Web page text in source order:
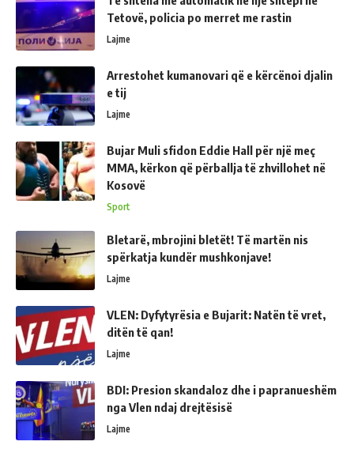
Tetovë, policia po merret me rastin
Lajme
Arrestohet kumanovari që e kërcënoi djalin
e tij
Lajme
Bujar Muli sfidon Eddie Hall për një meç
MMA, kërkon që përballja të zhvillohet në
Kosovë
Sport
Bletarë, mbrojini bletët! Të martën nis
spërkatja kundër mushkonjave!
Lajme
VLEN: Dyfytyrësia e Bujarit: Natën të vret,
ditën të qan!
Lajme
BDI: Presion skandaloz dhe i papranueshëm
nga Vlen ndaj drejtësisë
Lajme